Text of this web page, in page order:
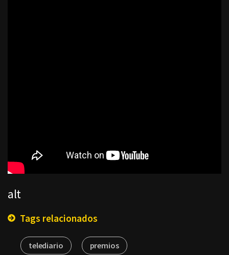
alt
Tags relacionados
telediario premios